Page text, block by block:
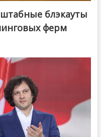
блэкауты
ферм